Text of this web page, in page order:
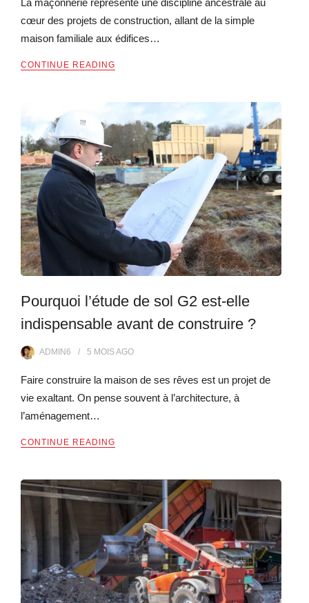
La maçonnerie représente une discipline ancestrale au
cœur des projets de construction, allant de la simple
maison familiale aux édifices…
CONTINUE READING
Pourquoi l’étude de sol G2 est-elle
indispensable avant de construire ?
ADMIN6 5 MOISAGO
Faire construire la maison de ses rêves est un projet de
vie exaltant. On pense souvent à l’architecture, à
l’aménagement…
CONTINUE READING